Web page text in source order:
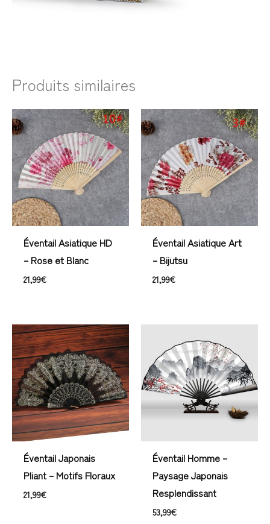
Produits similaires
Éventail Asiatique HD
– Rose et Blanc
21,99€
Éventail Asiatique Art
– Bijutsu
21,99€
Éventail Japonais
Pliant – Motifs Floraux
21,99€
Éventail Homme –
Paysage Japonais
Resplendissant
53,99€